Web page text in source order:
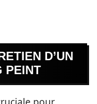
D’UN
PEINT